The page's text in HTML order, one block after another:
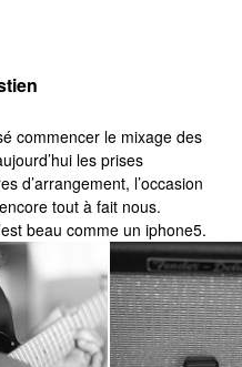
commencer le mixage des
les prises
d’arrangement, l’occasion
tout à fait nous.
beau comme un iphone5.